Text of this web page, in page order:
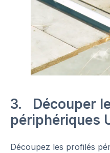
3. Découper
périphériques
Découpez les profilés